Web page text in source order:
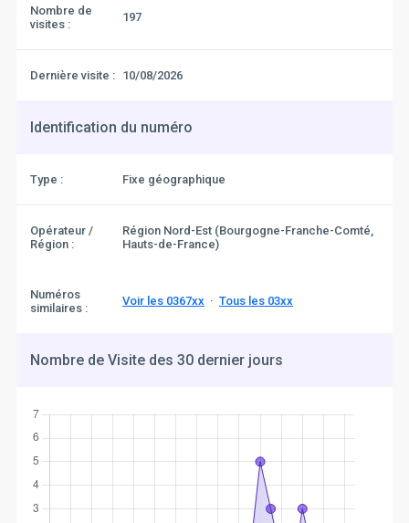
Nombre de
visites :
197
Dernière visite : 10/08/2026
Identification du numéro
Type : Fixe géographique
Opérateur /
Région :
Région Nord-Est (Bourgogne-Franche-Comté,
Hauts-de-France)
Numéros
similaires :
Voir les 0367xx· Tous les 03xx
Nombre de Visite des 30 dernier jours